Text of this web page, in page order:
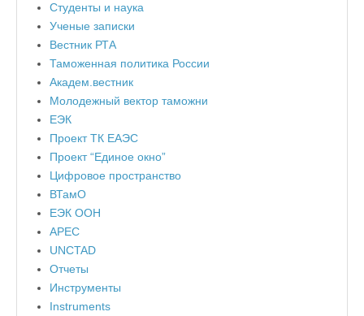
Студенты и наука
Ученые записки
Вестник РТА
Таможенная политика России
Академ.вестник
Молодежный вектор таможни
ЕЭК
Проект ТК ЕАЭС
Проект “Единое окно”
Цифровое пространство
ВТамО
ЕЭК ООН
APEC
UNCTAD
Отчеты
Инструменты
Instruments